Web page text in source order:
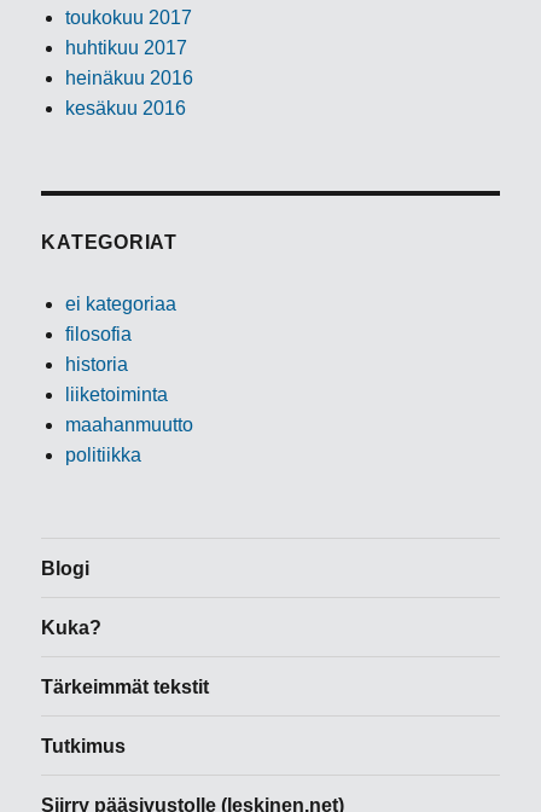
toukokuu 2017
huhtikuu 2017
heinäkuu 2016
kesäkuu 2016
KATEGORIAT
ei kategoriaa
filosofia
historia
liiketoiminta
maahanmuutto
politiikka
Blogi
Kuka?
Tärkeimmät tekstit
Tutkimus
Siirry pääsivustolle (leskinen.net)